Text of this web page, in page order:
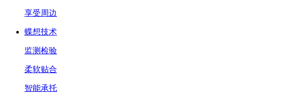
享受周边
蝶想技术
监测检验
柔软贴合
智能承托